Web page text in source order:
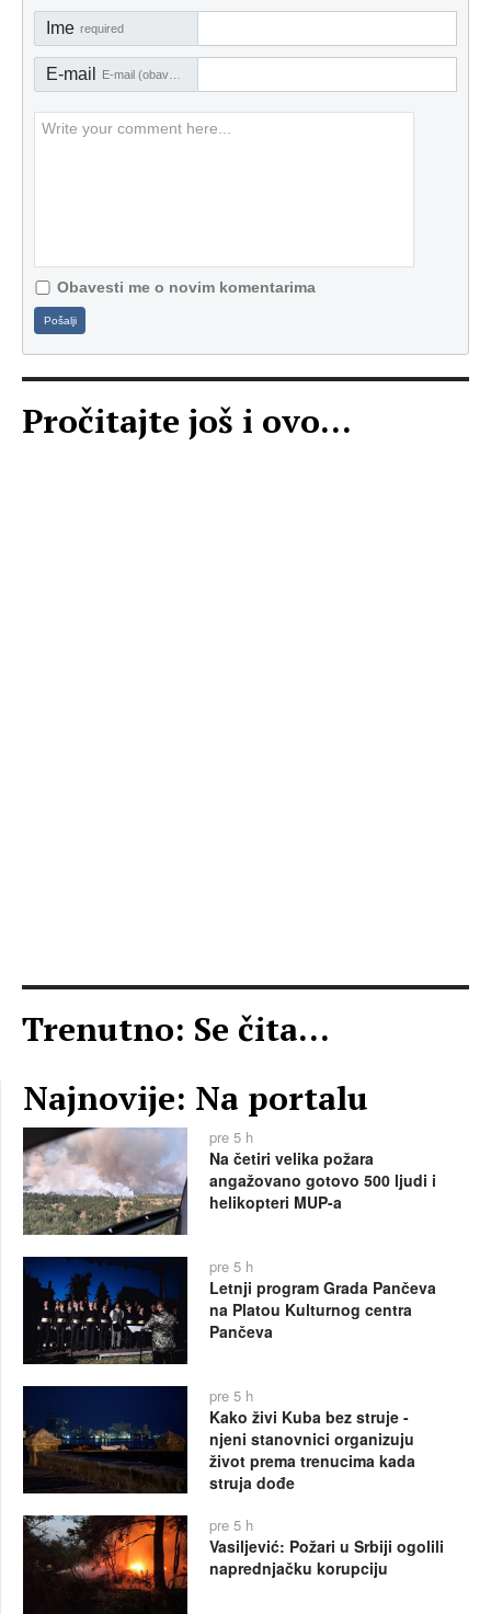
Ime required
E-mail
Obavesti me o novim komentarima
Pošalji
Pročitajte još i ovo...
Trenutno: Se čita...
Najnovije: Na portalu
pre 5 h
Na četiri velika požara
angažovano gotovo 500 ljudi i
helikopteri MUP-a
pre 5 h
Letnji program Grada Pančeva
na Platou Kulturnog centra
Pančeva
pre 5 h
Kako živi Kuba bez struje -
njeni stanovnici organizuju
život prema trenucima kada
struja dođe
pre 5 h
Vasiljević: Požari u Srbiji ogolili
naprednjačku korupciju